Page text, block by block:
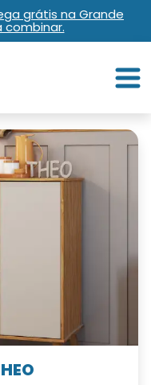
grátis na Grande
combinar.